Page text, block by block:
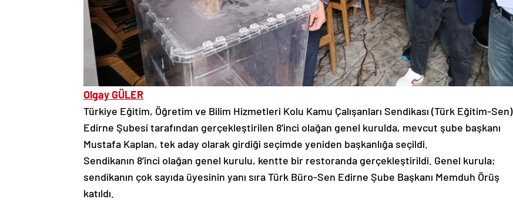
Olgay GÜLER
Türkiye Eğitim, Öğretim ve Bilim Hizmetleri Kolu Kamu Çalışanları Sendikası (Türk Eğitim-Sen)
Edirne Şubesi tarafından gerçekleştirilen 8’inci olağan genel kurulda, mevcut şube başkanı
Mustafa Kaplan, tek aday olarak girdiği seçimde yeniden başkanlığa seçildi.
Sendikanın 8’inci olağan genel kurulu, kentte bir restoranda gerçekleştirildi. Genel kurula;
sendikanın çok sayıda üyesinin yanı sıra Türk Büro-Sen Edirne Şube Başkanı Memduh Örüş
katıldı.